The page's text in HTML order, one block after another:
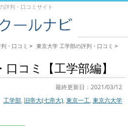
評判・口コミサイト
・口コミ > 東京大学 工学部の評判・口コミ >
コミ【工学部編】
最終更新日：2021/03/12
工学部, 旧帝大(七帝大),東京一工,東京六大学